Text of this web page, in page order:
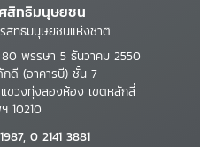
สิทธิมนุษยชน
สิทธิมนุษยชนแห่งชาติ
80 พรรษา 5 ธันวาคม 2550
กดี (อาคารบี) ชั้น 7
ขวงทุ่งสองห้อง เขตหลักสี่
10210
0 2141 3881